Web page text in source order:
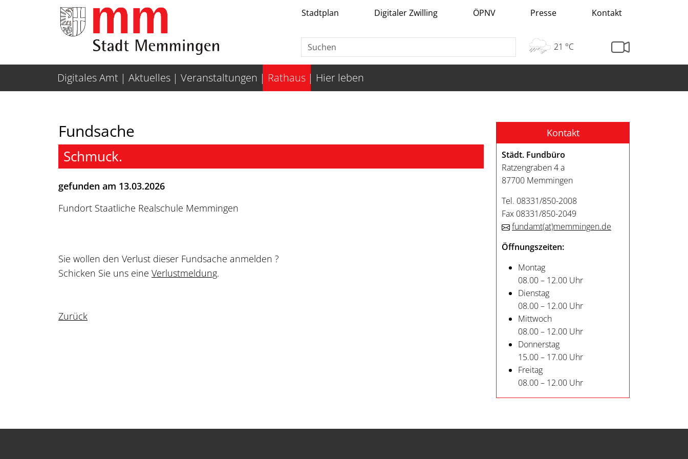
Weiter zur Navigation Weiter zum Inhalt Stadtplan Digitaler Zwilling ÖPNV Presse Kontakt
21 °C
Digitales Amt Aktuelles Veranstaltungen Rathaus Hier leben
Fundsache
Schmuck.
gefunden am 13.03.2026
Fundort Staatliche Realschule Memmingen
Sie wollen den Verlust dieser Fundsache anmelden ?
Schicken Sie uns eine Verlustmeldung.
Zurück
Kontakt
Städt. Fundbüro
Ratzengraben 4 a
87700 Memmingen
Tel. 08331/850-2008
Fax 08331/850-2049
fundamt(at)memmingen.de
Öffnungszeiten:
Montag
08.00 – 12.00 Uhr
Dienstag
08.00 – 12.00 Uhr
Mittwoch
08.00 – 12.00 Uhr
Donnerstag
15.00 – 17.00 Uhr
Freitag
08.00 – 12.00 Uhr